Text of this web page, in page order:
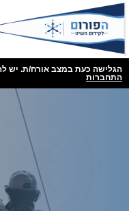
הגלישה כעת במצב אורח/ת. יש
התחברות